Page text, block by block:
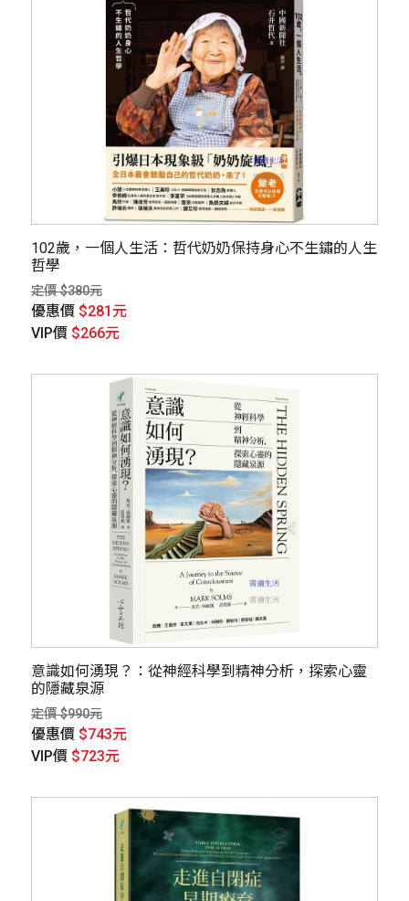
102歲，一個人生活：哲代奶奶保持身心不生鏽的人生
哲學
定價 $380元
優惠價 $281元
VIP價 $266元
意識如何湧現？：從神經科學到精神分析，探索心靈
的隱藏泉源
定價 $990元
優惠價 $743元
VIP價 $723元